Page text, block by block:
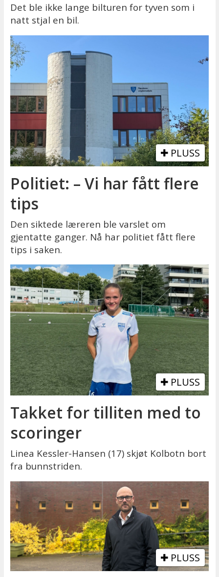
Det ble ikke lange bilturen for tyven som i
natt stjal en bil.
PLUSS
Politiet: – Vi har fått flere
tips
Den siktede læreren ble varslet om
gjentatte ganger. Nå har politiet fått flere
tips i saken.
PLUSS
Takket for tilliten med to
scoringer
Linea Kessler-Hansen (17) skjøt Kolbotn bort
fra bunnstriden.
PLUSS